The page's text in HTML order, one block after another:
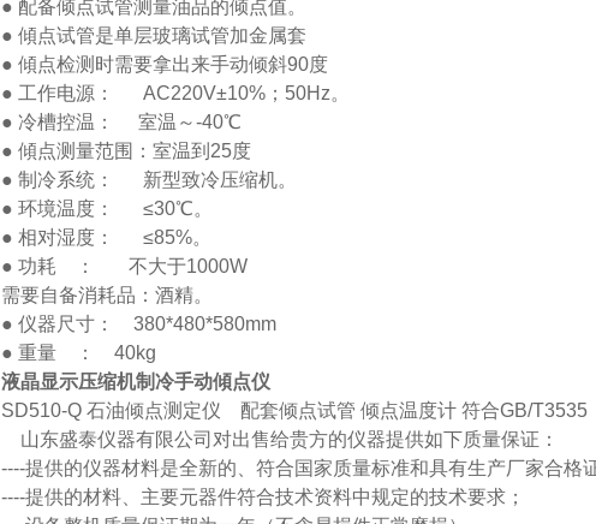
● 配备倾点试管测量油品的倾点值。
● 傾点试管是单层玻璃试管加金属套
● 傾点检测时需要拿出来手动倾斜90度
● 工作电源： AC220V±10% ； 50Hz。
● 冷槽控温： 室温～-40℃
● 傾点测量范围：室温到 25度
● 制冷系统：
新型致冷压缩机。
● 环境温度： ≤30℃。
● 相对湿度： ≤85%。
● 功耗 ： 不大于1000W
需要自备消耗品：酒精。
● 仪器尺寸：
380*480*580mm
● 重量 ：
40kg
液晶显示压缩机制冷手动傾点仪
SD510-Q石油倾点测定仪 配套倾点试管 倾点温度计 符合GB/T3535
山东盛泰仪器有限公司对出售给贵方的仪器提供如下质量保证：
----提供的仪器材料是全新的、符合国家质量标准和具有生产厂家合格
----提供的材料、主要元器件符合技术资料中规定的技术要求；